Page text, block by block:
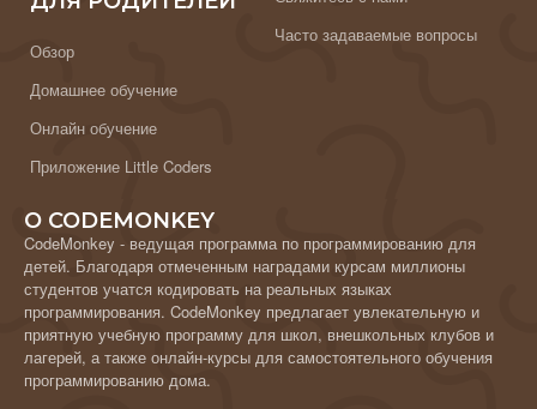
Обзор
Домашнее обучение
Онлайн обучение
Приложение Little Coders
Часто задаваемые вопросы
О CODEMONKEY
CodeMonkey - ведущая программа по программированию для
детей. Благодаря отмеченным наградами курсам миллионы
студентов учатся кодировать на реальных языках
программирования. CodeMonkey предлагает увлекательную и
приятную учебную программу для школ, внешкольных клубов и
лагерей, а также онлайн-курсы для самостоятельного обучения
программированию дома.